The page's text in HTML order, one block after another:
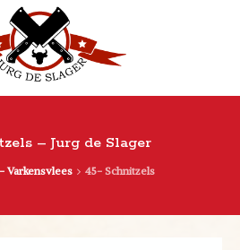
– Jurg de Slager
Varkensvlees 45- Schnitzels